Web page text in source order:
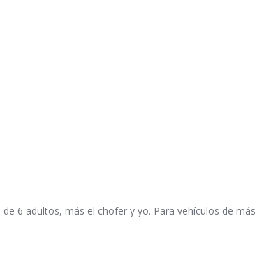
6 adultos, más el chofer y yo. Para vehículos de más